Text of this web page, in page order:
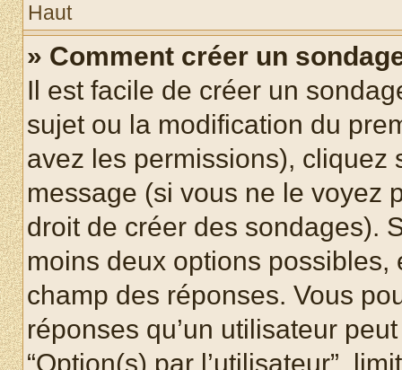
Haut
» Comment créer un
Il est facile de créer un
sujet ou la modification du
avez les permissions), cliquez
message (si vous ne le voyez
droit de créer des sondages).
moins deux options
champ des réponses. Vous
réponses qu’un utilisateur
“Option(s) par l’utilisateur”,